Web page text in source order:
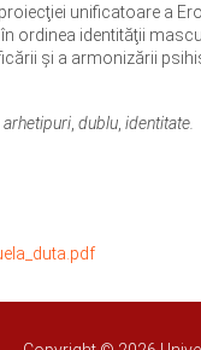
unificatoare a
ordinea identităţii
şi a armonizării
arhetipuri, dublu, identitate.